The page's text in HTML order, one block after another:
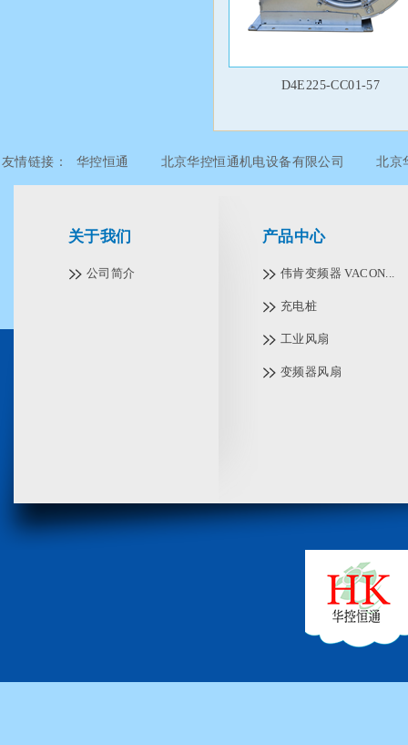
D4E225-CC01-57
友情链接： 华控恒通 北京华控恒通机电设备有限公司 北京
关于我们
公司简介
产品中心
伟肯变频器 VACON...
充电桩
工业风扇
变频器风扇